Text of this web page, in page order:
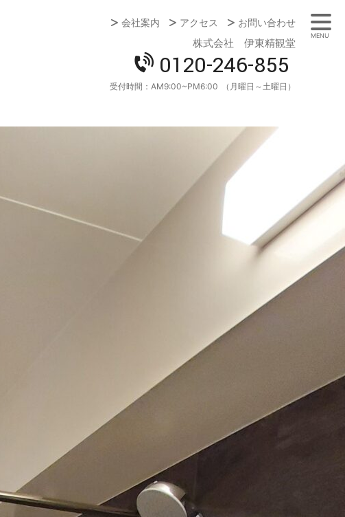
会社案内
アクセス お問い合わせ
株式会社 伊東精観堂
0120-246-855
受付時間： AM9:00~PM6:00 （月曜日～土曜日）
MENU